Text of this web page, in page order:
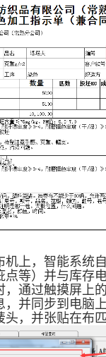
机上，智能系统
点等）并与库存
，通过触摸屏上
，并同步到电脑
，并张贴在布